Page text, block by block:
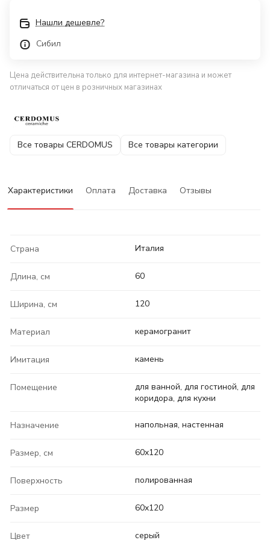
Нашли дешевле?
Сибил
Цена действительна только для интернет-магазина и может
отличаться от цен в розничных магазинах
Все товары CERDOMUS Все товары категории
Характеристики Оплата Доставка Отзывы
Страна Италия
Длина, см 60
Ширина, см 120
Материал керамогранит
Имитация камень
Помещение
для ванной, для гостиной, для
коридора, для кухни
Назначение напольная, настенная
Размер, см 60x120
Поверхность полированная
Размер 60x120
Цвет серый